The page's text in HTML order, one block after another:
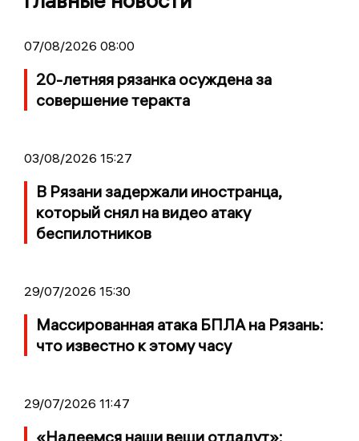
07/08/2026 08:00
20-летняя рязанка осуждена за
совершение теракта
03/08/2026 15:27
В Рязани задержали иностранца,
который снял на видео атаку
беспилотников
29/07/2026 15:30
Массированная атака БПЛА на Рязань:
что известно к этому часу
29/07/2026 11:47
«Надеемся наши вещи отдадут»: